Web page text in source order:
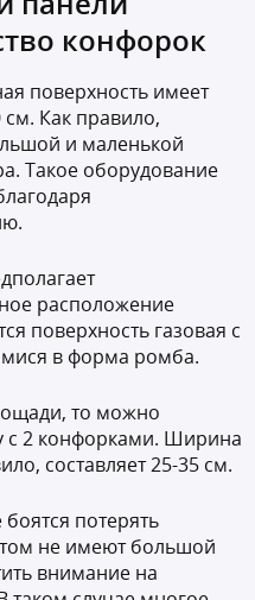
конфорок
поверхность имеет
Как правило,
и маленькой
Такое оборудование
расположение
поверхность газовая с
в форма ромба.
то можно
с 2 конфорками. Ширина
составляет 25-35 см.
потерять
не имеют большой
внимание на